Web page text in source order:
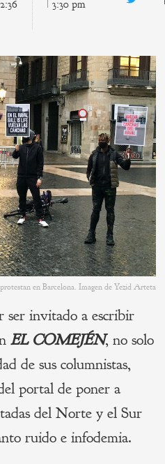
2:36
3:30 pm Twitter
en Barcelona. Imagen de Yezid Arteta
ser invitado a escribir
EL COMEJÉN, no solo
de sus columnistas,
portal de poner a
del Norte y el Sur
ruido e infodemia.